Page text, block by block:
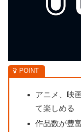
アニメ、映
て楽しめる
作品数が豊